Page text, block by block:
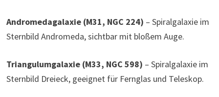
Andromedagalaxie (M31, NGC 224) – Spiralgalaxie im
Sternbild Andromeda, sichtbar mit bloßem Auge.
Triangulumgalaxie (M33, NGC 598) – Spiralgalaxie im
Sternbild Dreieck, geeignet für Fernglas und Teleskop.